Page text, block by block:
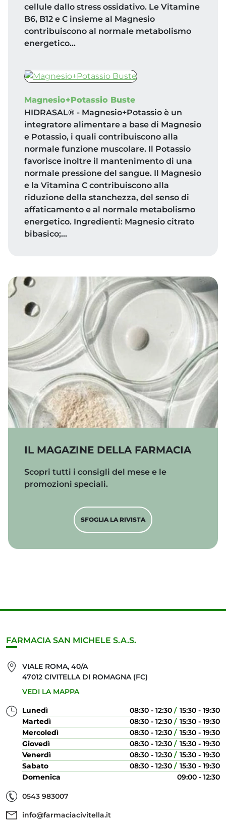
cellule dallo stress ossidativo. Le Vitamine
B6, B12 e C insieme al Magnesio
contribuiscono al normale metabolismo
energetico…
Magnesio+Potassio Buste
HIDRASAL® - Magnesio+Potassio è un
integratore alimentare a base di Magnesio
e Potassio, i quali contribuiscono alla
normale funzione muscolare. Il Potassio
favorisce inoltre il mantenimento di una
normale pressione del sangue. Il Magnesio
e la Vitamina C contribuiscono alla
riduzione della stanchezza, del senso di
affaticamento e al normale metabolismo
energetico. Ingredienti: Magnesio citrato
bibasico;…
IL MAGAZINE DELLA FARMACIA
Scopri tutti i consigli del mese e le
promozioni speciali.
SFOGLIA LA RIVISTA
FARMACIA SAN MICHELE S.A.S.
VIALE ROMA, 40/A
47012 CIVITELLA DI ROMAGNA (FC)
VEDI LA MAPPA
Lunedì 08:30 - 12:30
15:30 - 19:30
Martedì
08:30 - 12:30
15:30 - 19:30
Mercoledì
08:30 - 12:30
15:30 - 19:30
Giovedì
08:30 - 12:30
15:30 - 19:30
Venerdì
08:30 - 12:30
15:30 - 19:30
Sabato
08:30 - 12:30
15:30 - 19:30
Domenica
09:00 - 12:30
0543 983007
info@farmaciacivitella.it